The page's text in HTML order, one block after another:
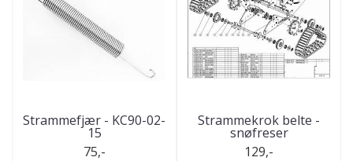
Strammefjær - KC90-02-
15
75,-
Strammekrok belte -
snøfreser
129,-